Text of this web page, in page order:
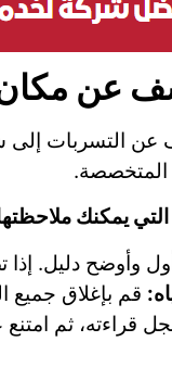
عن مكان
التسربات إلى
المتخصصة.
التي يمكنك
وأوضح دليل.
قم بإغلاق جميع
قراءته، ثم